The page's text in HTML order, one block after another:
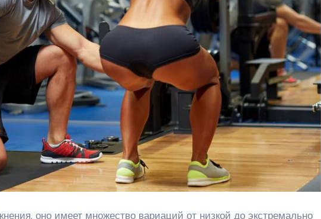
оно имеет множество вариаций от низкой до экстремально